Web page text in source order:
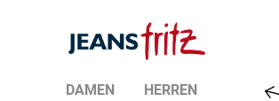
DAMEN
HERREN